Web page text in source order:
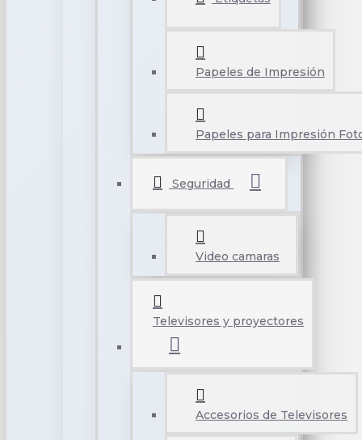
Papeles de Impresión
Papeles para Impresión
Seguridad
Video camaras
Televisores y proyectores
Accesorios de Televisores